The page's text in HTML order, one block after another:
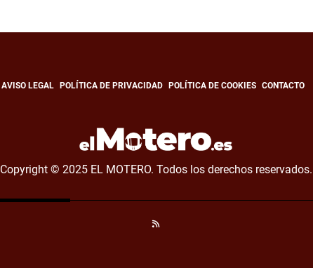
AVISO LEGAL POLÍTICA DE PRIVACIDAD POLÍTICA DE COOKIES CONTACTO
Copyright © 2025 EL MOTERO. Todos los derechos reservados.